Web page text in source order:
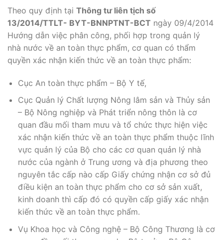
Theo quy định tại Thông tư liên tịch số
13/2014/TTLT- BYT-BNNPTNT-BCT ngày 09/4/2014
Hướng dẫn việc phân công, phối hợp trong quản lý
nhà nước về an toàn thực phẩm, cơ quan có thẩm
quyền xác nhận kiến thức về an toàn thực phẩm:
Cục An toàn thực phẩm – Bộ Y tế,
Cục Quản lý Chất lượng Nông lâm sản và Thủy sản
– Bộ Nông nghiệp và Phát triển nông thôn là cơ
quan đầu mối tham mưu và tổ chức thực hiện việc
xác nhận kiến thức về an toàn thực phẩm thuộc lĩnh
vực quản lý của Bộ cho các cơ quan quản lý nhà
nước của ngành ở Trung ương và địa phương theo
nguyên tắc cấp nào cấp Giấy chứng nhận cơ sở đủ
điều kiện an toàn thực phẩm cho cơ sở sản xuất,
kinh doanh thì cấp đó có quyền cấp giấy xác nhận
kiến thức về an toàn thực phẩm.
Vụ Khoa học và Công nghệ – Bộ Công Thương là cơ